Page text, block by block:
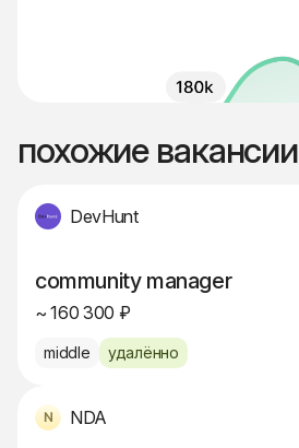
похожие вакансии
DevHunt
community manager
~ 160 300 ₽
middle удалённо
NDA